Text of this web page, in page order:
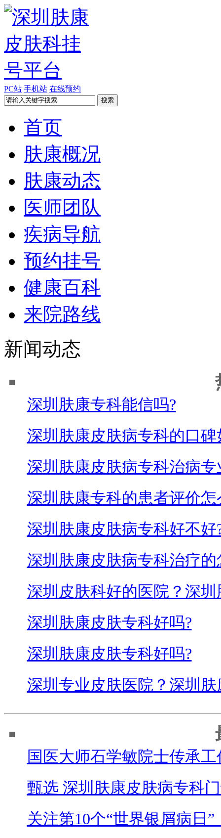
PC站 手机站 在线预约
首页
肤康概况
肤康动态
医师团队
疾病导航
预约挂号
健康百科
来院路线
新闻动态
深圳肤康专科能信吗?
深圳肤康皮肤病专科的口碑
深圳肤康皮肤病专科治病专
深圳肤康专科的患者评价怎
深圳肤康皮肤病专科好不好
深圳肤康皮肤病专科治疗的
深圳皮肤科好的医院？深圳
深圳肤康皮肤专科好吗?
深圳肤康皮肤专科好吗?
深圳专业皮肤医院？深圳肤
国医大师石学敏院士传承
甄选 深圳肤康皮肤病专科
关注第10个“世界银屑病日”